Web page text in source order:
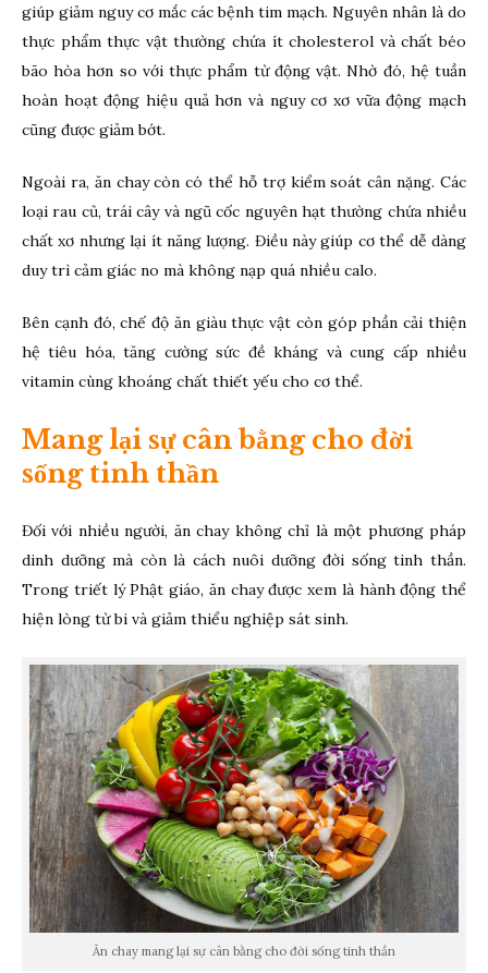
giúp giảm nguy cơ mắc các bệnh tim mạch. Nguyên nhân là do
thực phẩm thực vật thường chứa ít cholesterol và chất béo
bão hòa hơn so với thực phẩm từ động vật. Nhờ đó, hệ tuần
hoàn hoạt động hiệu quả hơn và nguy cơ xơ vữa động mạch
cũng được giảm bớt.
Ngoài ra, ăn chay còn có thể hỗ trợ kiểm soát cân nặng. Các
loại rau củ, trái cây và ngũ cốc nguyên hạt thường chứa nhiều
chất xơ nhưng lại ít năng lượng. Điều này giúp cơ thể dễ dàng
duy trì cảm giác no mà không nạp quá nhiều calo.
Bên cạnh đó, chế độ ăn giàu thực vật còn góp phần cải thiện
hệ tiêu hóa, tăng cường sức đề kháng và cung cấp nhiều
vitamin cùng khoáng chất thiết yếu cho cơ thể.
Mang lại sự cân bằng cho đời
sống tinh thần
Đối với nhiều người, ăn chay không chỉ là một phương pháp
dinh dưỡng mà còn là cách nuôi dưỡng đời sống tinh thần.
Trong triết lý Phật giáo, ăn chay được xem là hành động thể
hiện lòng từ bi và giảm thiểu nghiệp sát sinh.
Ăn chay mang lại sự cân bằng cho đời sống tinh thần